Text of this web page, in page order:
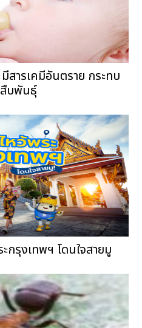
สารเคมีอันตราย กระทบ
บพันธุ์
รุงเทพฯ โดนใจสายมู